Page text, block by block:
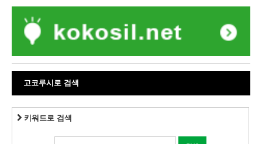
고코루시로 검색
키워드로 검색